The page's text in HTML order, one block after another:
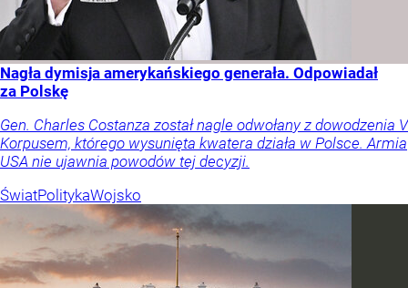
Nagła dymisja amerykańskiego generała. Odpowiadał
za Polskę
Gen. Charles Costanza został nagle odwołany z dowodzenia V
Korpusem, którego wysunięta kwatera działa w Polsce. Armia
USA nie ujawnia powodów tej decyzji.
ŚwiatPolitykaWojsko